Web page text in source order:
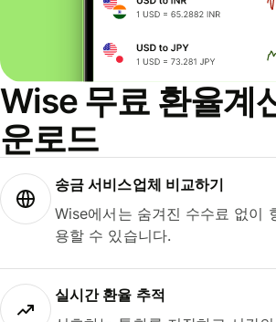
Wise 무료 환율계
운로드
송금 서비스업체 비교하기
Wise에서는 숨겨진 수수료 없이
용할 수 있습니다.
실시간 환율 추적